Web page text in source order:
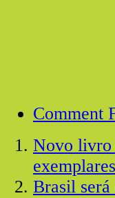
Comment
Novo livro
exemplares
Brasil